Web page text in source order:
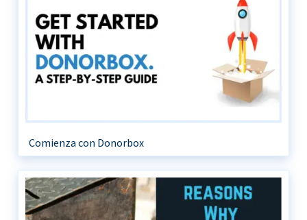
Comienza con Donorbox